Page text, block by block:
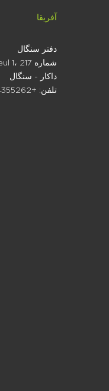
آفریقا
دفتر سنگال
Sicap Dieupeul 1، شماره 217
داکار - سنگال
تلفن: +221774355262